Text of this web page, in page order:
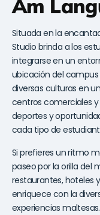
Am
Situada en la
Studio brinda a los
integrarse en un
ubicación del
diversas culturas en
centros comerciales y
deportes y
cada tipo de
Si prefieres un ritmo
paseo por la orilla del
restaurantes, hoteles
enriquece con la
experiencias maltesas.